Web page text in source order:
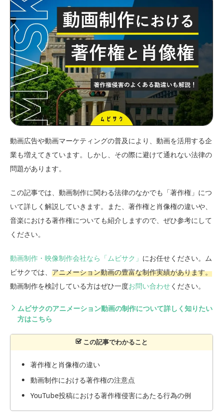
動画広告や動画マーケティングの普及により、動画を活用する企
業も増えてきています。しかし、その際に避けて通れない法律の
問題があります。
この記事では、動画制作に関わる法律のなかでも「著作権」につ
いて詳しく解説していきます。また、著作権と肖像権の違いや、
音楽における著作権についても紹介しますので、ぜひ参考にして
ください。
動画制作・映像制作会社なら「ムビサク」 にお任せください。ム
ビサクでは、 アニメーション動画の豊富な制作実績があります。
動画制作を検討している方はぜひ一度お問い合わせください。
ムビサクのアニメーション動画の制作について詳しく知りたい
方はこちら
著作権と肖像権の違い
動画制作における著作権の注意点
YouTube投稿における著作権侵害にあたる行為の例